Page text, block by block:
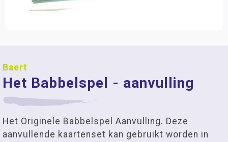
Baert
Het Babbelspel - aanvulling
Het Originele Babbelspel Aanvulling. Deze
aanvullende kaartenset kan gebruikt worden in